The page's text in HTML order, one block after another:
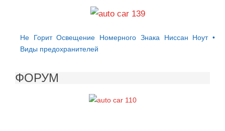
Не Горит Освещение Номерного Знака Ниссан Ноут •
Виды предохранителей
ФОРУМ